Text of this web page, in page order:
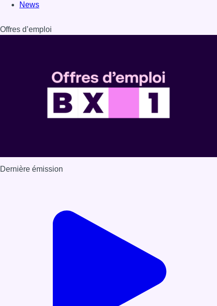
News
Offres d’emploi
Dernière émission